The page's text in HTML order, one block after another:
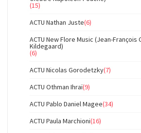
(15)
ACTU Nathan Juste(6)
ACTU New Flore Music (Jean-François
Kildegaard)
(6)
ACTU Nicolas Gorodetzky(7)
ACTU Othman Ihraï(9)
ACTU Pablo Daniel Magee(34)
ACTU Paula Marchioni(16)